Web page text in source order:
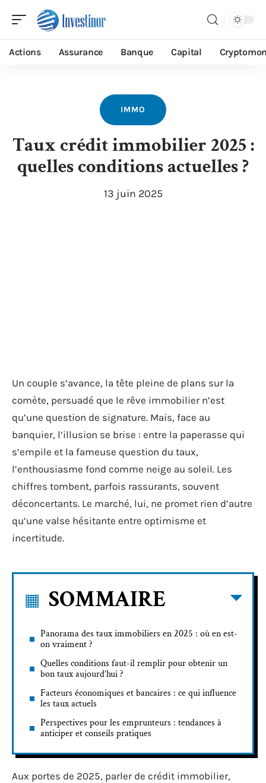
Actions Assurance Banque Capital
IMMO
Taux crédit immobilier 2025 :
quelles conditions actuelles ?
13 juin 2025
Un couple s’avance, la tête pleine de plans sur la
comète, persuadé que le rêve immobilier n’est
qu’une question de signature. Mais, face au
banquier, l’illusion se brise : entre la paperasse qui
s’empile et la fameuse question du taux,
l’enthousiasme fond comme neige au soleil. Les
chiffres tombent, parfois rassurants, souvent
déconcertants. Le marché, lui, ne promet rien d’autre
qu’une valse hésitante entre optimisme et
incertitude.
SOMMAIRE
Panorama des taux immobiliers en 2025 : où en est-
on vraiment ?
Quelles conditions faut-il remplir pour obtenir un
bon taux aujourd’hui ?
Facteurs économiques et bancaires : ce qui influence
les taux actuels
Perspectives pour les emprunteurs : tendances à
anticiper et conseils pratiques
Aux portes de 2025, parler de crédit immobilier,